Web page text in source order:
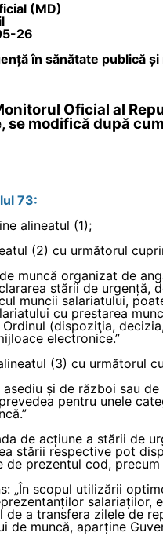
(MD)
26
în sănătate publică
Oficial al
modifică după
73:
alineatul (1);
(2) cu următorul
muncă organizat de
stării de urgență,
muncii salariatului,
cu prestarea
(dispoziţia,
electronice.”
(3) cu următorul
și de război sau
pentru unele
de acțiune a stării de
stării respective pot
prezentul cod,
„În scopul utilizării
salariaților,
a transfera zilele de
muncă, aparține